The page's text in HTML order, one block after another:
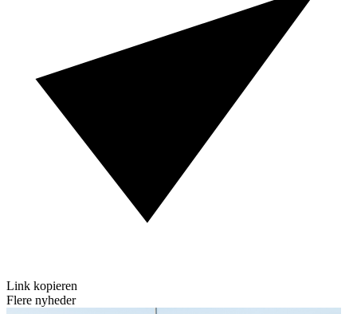
Link kopieren
Flere nyheder